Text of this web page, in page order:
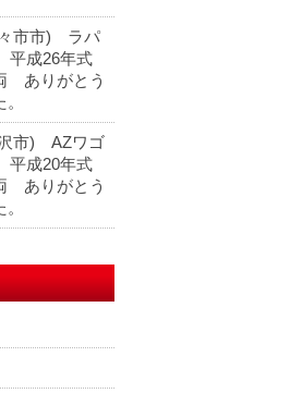
市市) ラパ
成26年式
ありがとう
市) AZワゴ
成20年式
ありがとう